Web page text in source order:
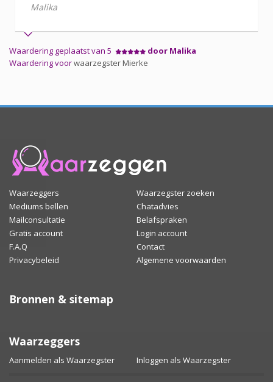
Malika
Waardering geplaatst van 5
door Malika
Waardering voorwaarzegster Mierke
Waarzeggers
Waarzegster zoeken
Mediums bellen
Chatadvies
Mailconsultatie
Belafspraken
Gratis account
Login account
F.A.Q
Contact
Privacybeleid
Algemene voorwaarden
Bronnen & sitemap
Waarzeggers
Aanmelden als Waarzegster Inloggen als Waarzegster